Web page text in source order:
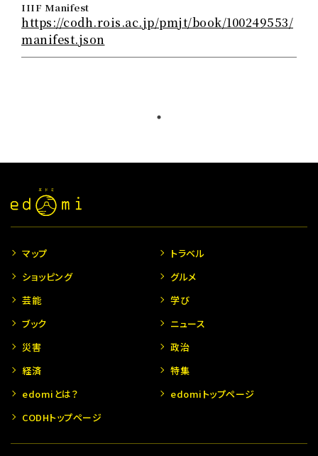
IIIF Manifest
https://codh.rois.ac.jp/pmjt/book/100249553/
manifest.json
マップ
トラベル
ショッピング
グルメ
芸能
学び
ブック
ニュース
災害
政治
経済
特集
edomiとは？
edomiトップページ
CODHトップページ